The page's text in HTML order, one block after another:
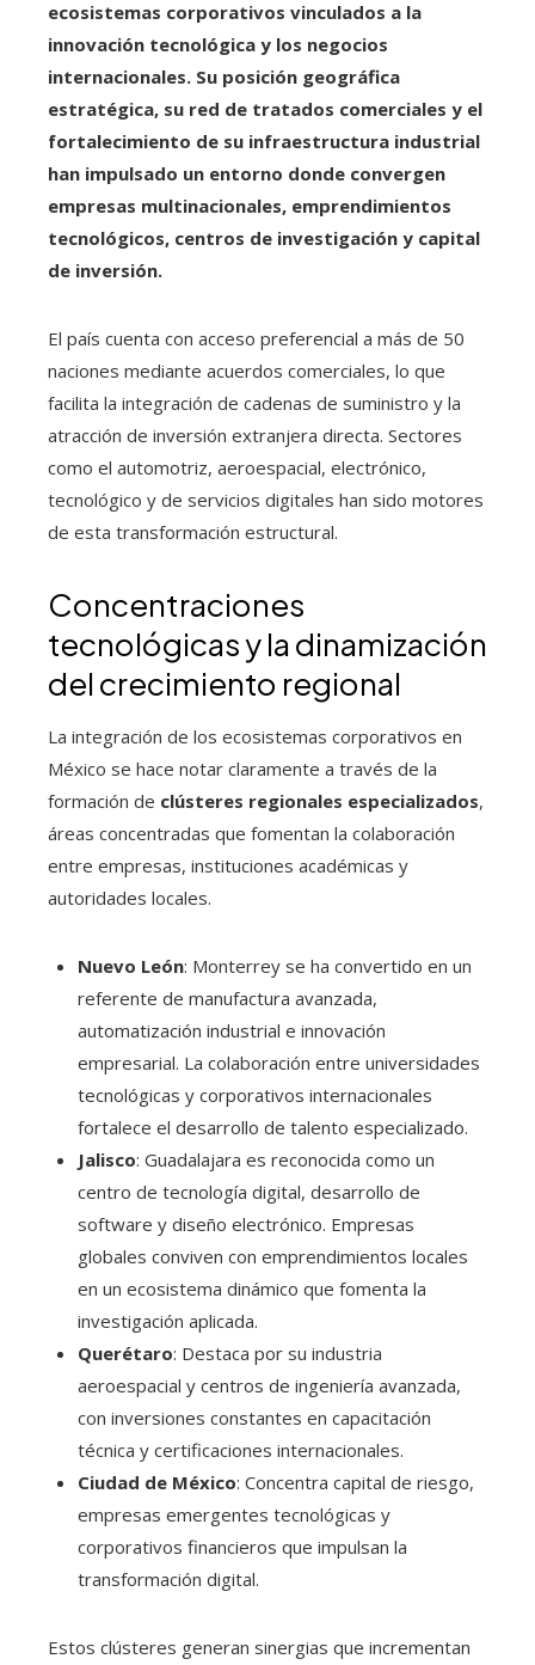
ecosistemas corporativos vinculados a la
innovación tecnológica y los negocios
internacionales. Su posición geográfica
estratégica, su red de tratados comerciales y el
fortalecimiento de su infraestructura industrial
han impulsado un entorno donde convergen
empresas multinacionales, emprendimientos
tecnológicos, centros de investigación y capital
de inversión.
El país cuenta con acceso preferencial a más de 50
naciones mediante acuerdos comerciales, lo que
facilita la integración de cadenas de suministro y la
atracción de inversión extranjera directa. Sectores
como el automotriz, aeroespacial, electrónico,
tecnológico y de servicios digitales han sido motores
de esta transformación estructural.
Concentraciones
tecnológicas y la dinamización
del crecimiento regional
La integración de los ecosistemas corporativos en
México se hace notar claramente a través de la
formación de clústeres regionales especializados,
áreas concentradas que fomentan la colaboración
entre empresas, instituciones académicas y
autoridades locales.
Nuevo León: Monterrey se ha convertido en un
referente de manufactura avanzada,
automatización industrial e innovación
empresarial. La colaboración entre universidades
tecnológicas y corporativos internacionales
fortalece el desarrollo de talento especializado.
Jalisco: Guadalajara es reconocida como un
centro de tecnología digital, desarrollo de
software y diseño electrónico. Empresas
globales conviven con emprendimientos locales
en un ecosistema dinámico que fomenta la
investigación aplicada.
Querétaro: Destaca por su industria
aeroespacial y centros de ingeniería avanzada,
con inversiones constantes en capacitación
técnica y certificaciones internacionales.
Ciudad de México: Concentra capital de riesgo,
empresas emergentes tecnológicas y
corporativos financieros que impulsan la
transformación digital.
Estos clústeres generan sinergias que incrementan